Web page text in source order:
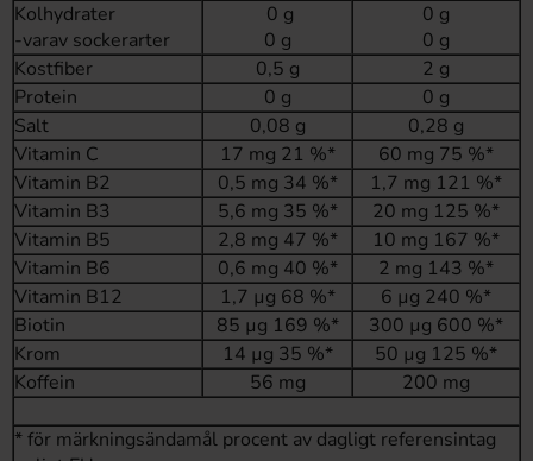
Kolhydrater
-varav sockerarter
0 g
0 g
0 g
0 g
Kostfiber
0,5 g
2 g
Protein
0 g
0 g
Salt
0,08 g
0,28 g
Vitamin C
17 mg 21 %*
60 mg 75 %*
Vitamin B2
0,5 mg 34 %*
1,7 mg 121 %*
Vitamin B3
5,6 mg 35 %*
20 mg 125 %*
Vitamin B5
2,8 mg 47 %*
10 mg 167 %*
Vitamin B6
0,6 mg 40 %*
2 mg 143 %*
Vitamin B12
1,7 µg 68 %*
6 µg 240 %*
Biotin
85 µg 169 %*
300 µg 600 %*
Krom
14 µg 35 %*
50 µg 125 %*
Koffein
56 mg 200 mg
* för märkningsändamål procent av dagligt referensintag